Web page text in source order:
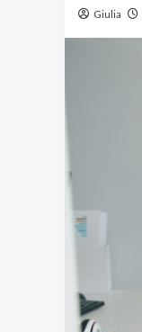
Giulia